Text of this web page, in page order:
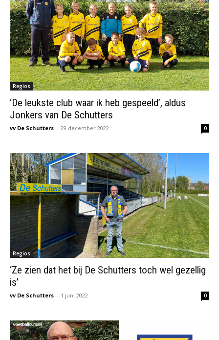
Regios
‘De leukste club waar ik heb gespeeld’, aldus
Jonkers van De Schutters
vv De Schutters - 29 december 2022 0
Regios
‘Ze zien dat het bij De Schutters toch wel gezellig
is’
vv De Schutters - 1 juni 2022 0